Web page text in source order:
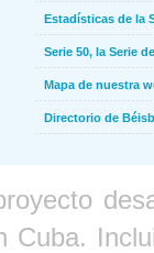
Estadísticas de la
Serie 50, la Serie
Mapa de nuestra
Directorio de
Cuba.